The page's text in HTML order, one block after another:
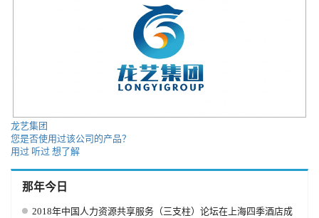
龙艺集团
您是否使用过该公司的产品？
用过 听过 想了解
那年今日
2018年中国人力资源共享服务（三支柱）论坛在上海四季酒店成